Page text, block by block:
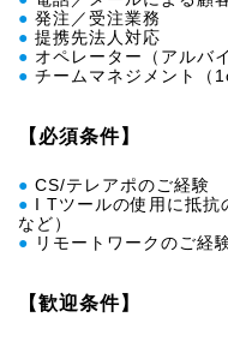
● 発注／受注業務
● 提携先法人対応
● オペレーター（アルバ
● チームマネジメント（
【必須条件】
● CS/テレアポのご経験
● I Tツールの使用に抵
など）
● リモートワークのご経
【歓迎条件】